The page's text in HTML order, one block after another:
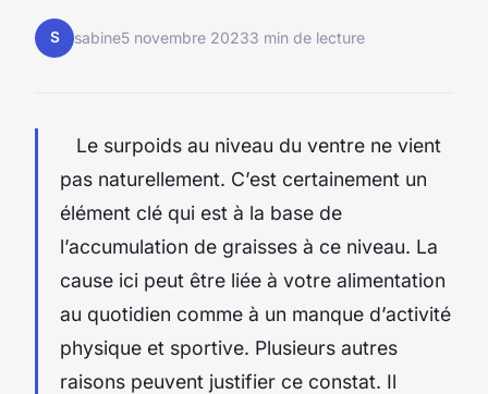
S sabine5 novembre 20233 min de lecture
Le surpoids au niveau du ventre ne vient
pas naturellement. C’est certainement un
élément clé qui est à la base de
l’accumulation de graisses à ce niveau. La
cause ici peut être liée à votre alimentation
au quotidien comme à un manque d’activité
physique et sportive. Plusieurs autres
raisons peuvent justifier ce constat. Il